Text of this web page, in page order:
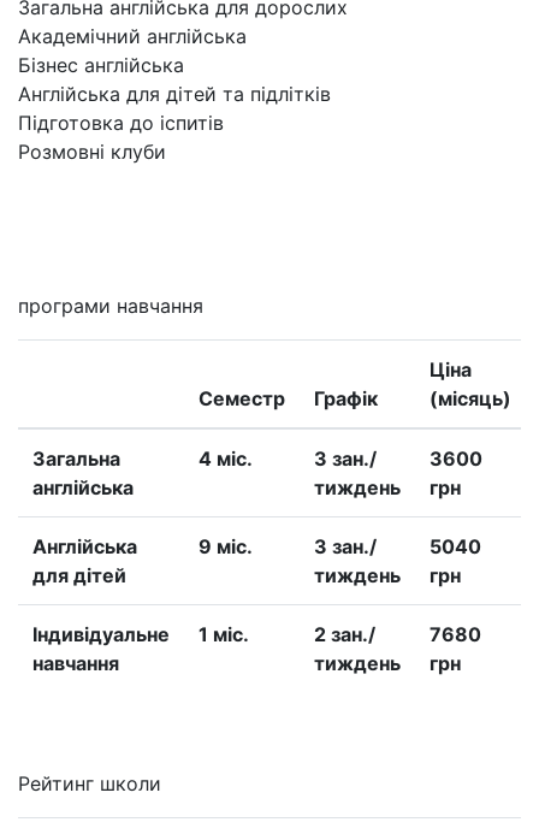
Загальна англійська для дорослих
Академічний англійська
Бізнес англійська
Англійська для дітей та підлітків
Підготовка до іспитів
Розмовні клуби
програми навчання
Семестр Графік
Ціна
(місяць)
Загальна
англійська
4 міс.
3 зан./
тиждень
3600
грн
Англійська
для дітей
9 міс.
3 зан./
тиждень
5040
грн
Iндивідуальне
навчання
1 міс.
2 зан./
тиждень
7680
грн
Рейтинг школи